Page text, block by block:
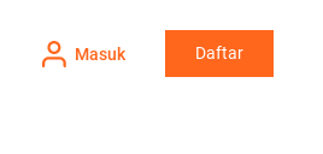
Masuk Daftar